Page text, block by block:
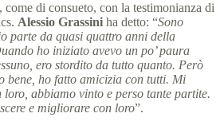
come di consueto, con la testimonianza di
Alessio Grassini ha detto: “Sono
parte da quasi quattro anni della
ho iniziato avevo un po’ paura
ero stordito da tutto quanto. Però
bene, ho fatto amicizia con tutti. Mi
loro, abbiamo vinto e perso tante partite.
e migliorare con loro”.